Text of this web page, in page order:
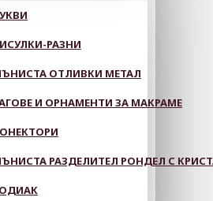
РАЗНИ
ОТЛИВКИ МЕТАЛ
И ОРНАМЕНТИ ЗА МАКРАМЕ
РАЗДЕЛИТЕЛ РОНДЕЛ С